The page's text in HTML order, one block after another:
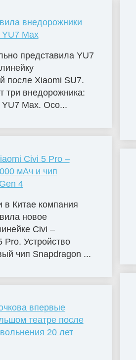
внедорожники
Max
представила YU7
после Xiaomi SU7.
три внедорожника:
Max. Осо...
Civi 5 Pro –
мАч и чип
4
в Китае компания
новое
Civi –
Устройство
чип Snapdragon ...
впервые
театре после
20 лет